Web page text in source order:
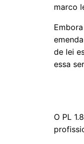
marco
de lei
essa
O PL